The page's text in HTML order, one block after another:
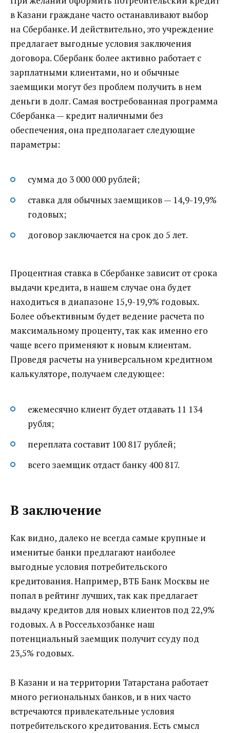
в Казани граждане часто останавливают выбор
на Сбербанке. И действительно, это учреждение
предлагает выгодные условия заключения
договора. Сбербанк более активно работает с
зарплатными клиентами, но и обычные
заемщики могут без проблем получить в нем
деньги в долг. Самая востребованная программа
Сбербанка — кредит наличными без
обеспечения, она предполагает следующие
параметры:
сумма до 3 000 000 рублей;
ставка для обычных заемщиков — 14,9-19,9%
годовых;
договор заключается на срок до 5 лет.
Процентная ставка в Сбербанке зависит от срока
выдачи кредита, в нашем случае она будет
находиться в диапазоне 15,9-19,9% годовых.
Более объективным будет ведение расчета по
максимальному проценту, так как именно его
чаще всего применяют к новым клиентам.
Проведя расчеты на универсальном кредитном
калькуляторе, получаем следующее:
ежемесячно клиент будет отдавать 11 134
рубля;
переплата составит 100 817 рублей;
всего заемщик отдаст банку 400 817.
В заключение
Как видно, далеко не всегда самые крупные и
именитые банки предлагают наиболее
выгодные условия потребительского
кредитования. Например, ВТБ Банк Москвы не
попал в рейтинг лучших, так как предлагает
выдачу кредитов для новых клиентов под 22,9%
годовых. А в Россельхозбанке наш
потенциальный заемщик получит ссуду под
23,5% годовых.
В Казани и на территории Татарстана работает
много региональных банков, и в них часто
встречаются привлекательные условия
потребительского кредитования. Есть смысл